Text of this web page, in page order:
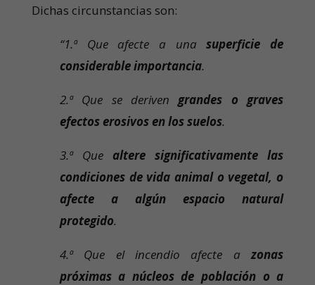
Dichas circunstancias son:
“1.ª Que afecte a unasuperficie de
considerable importancia.
2.ª Que se deriven grandes o graves
efectos erosivos en los suelos.
3.ª Que altere significativamente las
condiciones de vida animal o vegetal, o
afecte a algún espacio natural
protegido.
4.ª Que el incendio afecte azonas
próximas a núcleos de población o a